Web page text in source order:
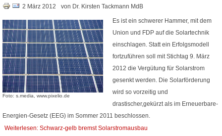
2 März 2012 von Dr. Kirsten Tackmann MdB
Foto: s.media, www.pixelio.de
Es ist ein schwerer Hammer, mit dem
Union und FDP auf die Solartechnik
einschlagen. Statt ein Erfolgsmodell
fortzuführen soll mit Stichtag 9. März
2012 die Vergütung für Solarstrom
gesenkt werden. Die Solarförderung
wird so vorzeitig und
drastischer,gekürzt als im Erneuerbare-
Energien-Gesetz (EEG) im Sommer 2011 beschlossen.
Weiterlesen: Schwarz-gelb bremst Solarstromausbau